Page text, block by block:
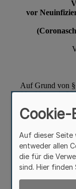
Cookie-
Auf dieser Seite
entweder allen
die für die
sind. Hier finden